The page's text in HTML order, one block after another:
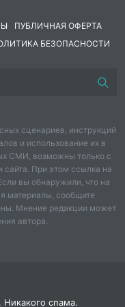
урока
этапа, с
предлагает
ПУБЛИЧНАЯ ОФЕРТА
БЕЗОПАСНОСТИ
сценариев, инструкций
и использование их в
СМИ, возможны только с
При этом ссылка на
вы обнаружили, что на
материалы, сообщите
Мнение редакции может
автора.
спама.